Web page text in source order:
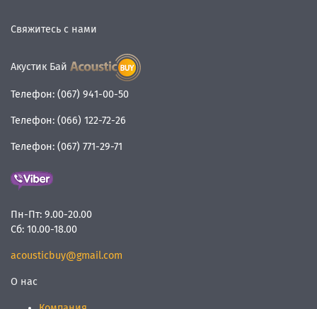
Свяжитесь с нами
Акустик Бай
Телефон: (067) 941-00-50
Телефон: (066) 122-72-26
Телефон: (067) 771-29-71
Пн-Пт: 9.00-20.00
Сб: 10.00-18.00
acousticbuy@gmail.com
О нас